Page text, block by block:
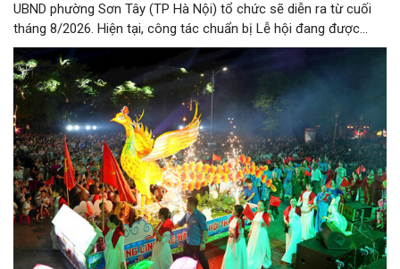
UBND phường Sơn Tây (TP Hà Nội) tổ chức sẽ diễn ra từ cuối
tháng 8/2026. Hiện tại, công tác chuẩn bị Lễ hội đang được
chính quyền phường Sơn Tây cùng các phòng, ban, ngành, đơn
vị và 25 tổ dân phố khẩn trương triển khai, tạo khí thế sôi nổi,
sẵn sàng mang đến cho Nhân dân và du khách một mùa Trung
thu quy mô, đặc sắc và giàu bản sắc văn hóa xứ Đoài.